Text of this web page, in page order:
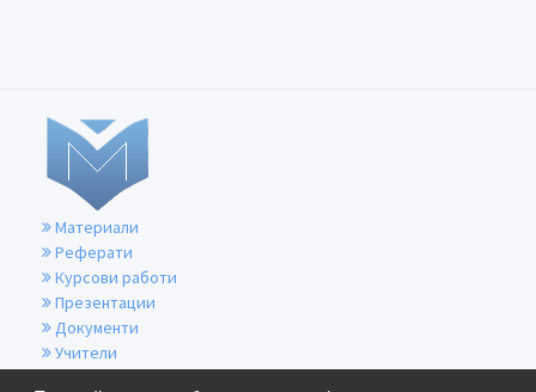
Материали
Реферати
Курсови работи
Презентации
Документи
Учители